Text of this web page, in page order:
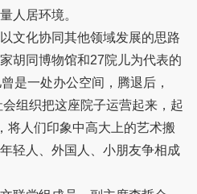
人居环境。
文化协同其他领域发展的思路
胡同博物馆和27院儿为代表的
是一处办公空间，腾退后，
组织把这座院子运营起来，起
将人们印象中高大上的艺术搬
轻人、外国人、小朋友争相成